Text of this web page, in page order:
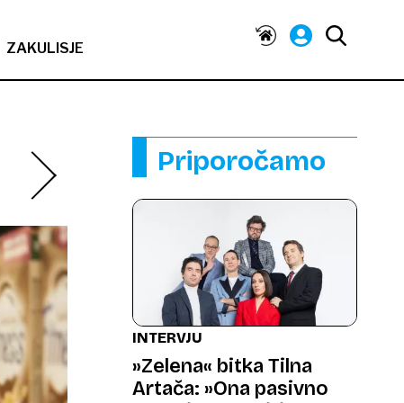
ZAKULISJE
Priporočamo
INTERVJU
»Zelena« bitka Tilna
Artača: »Ona pasivno